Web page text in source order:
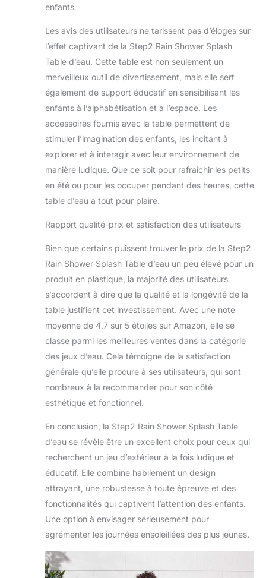
aux enfants à partir
de 1,5 ans. HAUTE
d’eau est fabriquée
en plastique
rotomoulé
EVertough pour
une durabilité
inégalées. Idéal
pour jouer sans
souci avec un
d'entretien ! La
table de jeu d'eau
nettoyer. Il suffit
lingettes
désinfectantes ou
un nettoyant
ménager ordinaire.
de jeu d'eau à deux
étages de STEP2
est livrée avec un
set d'accessoires
L'ensemble
caoutchouc, des
roues hydrauliques,
des rampes d'accès
seaux. Grâce aux
différentes roues et
rampes d'eau, de
nouvelles cascades
peuvent être créées
pour chaque jeu.
enfants
Les avis des utilisateurs ne tarissent pas d’éloges sur
l’effet captivant de la Step2 Rain Shower Splash
Table d’eau. Cette table est non seulement un
merveilleux outil de divertissement, mais elle sert
également de support éducatif en sensibilisant les
enfants à l’alphabétisation et à l’espace. Les
accessoires fournis avec la table permettent de
stimuler l’imagination des enfants, les incitant à
explorer et à interagir avec leur environnement de
manière ludique. Que ce soit pour rafraîchir les petits
en été ou pour les occuper pendant des heures, cette
table d’eau a tout pour plaire.
Rapport qualité-prix et satisfaction des utilisateurs
Bien que certains puissent trouver le prix de la Step2
Rain Shower Splash Table d’eau un peu élevé pour un
produit en plastique, la majorité des utilisateurs
s’accordent à dire que la qualité et la longévité de la
table justifient cet investissement. Avec une note
moyenne de 4,7 sur 5 étoiles sur Amazon, elle se
classe parmi les meilleures ventes dans la catégorie
des jeux d’eau. Cela témoigne de la satisfaction
générale qu’elle procure à ses utilisateurs, qui sont
nombreux à la recommander pour son côté
esthétique et fonctionnel.
En conclusion, la Step2 Rain Shower Splash Table
d’eau se révèle être un excellent choix pour ceux qui
recherchent un jeu d’extérieur à la fois ludique et
éducatif. Elle combine habilement un design
attrayant, une robustesse à toute épreuve et des
fonctionnalités qui captivent l’attention des enfants.
Une option à envisager sérieusement pour
agrémenter les journées ensoleillées des plus jeunes.